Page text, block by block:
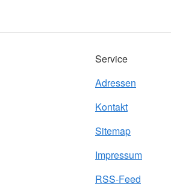
Service
Adressen
Kontakt
Sitemap
Impressum
RSS-Feed